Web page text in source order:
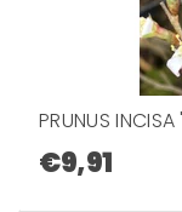
PRUNUS
€9,91